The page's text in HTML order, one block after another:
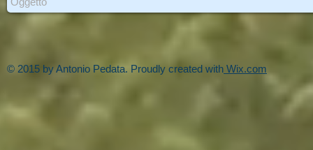
© 2015 by Antonio Pedata. Proudly created with Wix.com